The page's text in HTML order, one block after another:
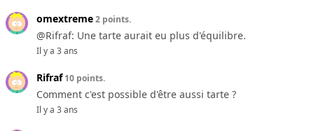
omextreme2 points.
@Rifraf: Une tarte aurait eu plus d'équilibre.
Il y a 3 ans
Rifraf10 points.
Comment c'est possible d'être aussi tarte ?
Il y a 3 ans